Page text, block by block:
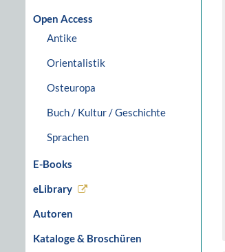
Open Access
Antike
Orientalistik
Osteuropa
Buch / Kultur / Geschichte
Sprachen
E-Books
eLibrary
Autoren
Kataloge & Broschüren